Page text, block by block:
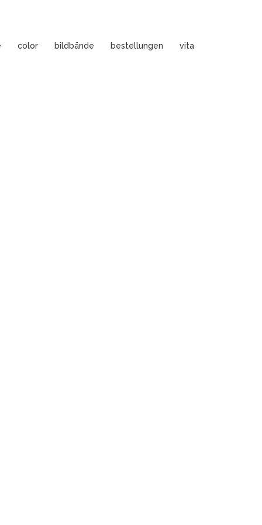
color bildbände bestellungen vita